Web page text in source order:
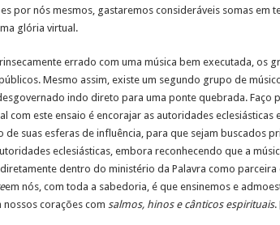
por nós mesmos, gastaremos consideráveis somas em
glória virtual.
errado com uma música bem executada, os
Mesmo assim, existe um segundo grupo de
indo direto para uma ponte quebrada. Faço
com este ensaio é encorajar as autoridades
de suas esferas de influência, para que sejam buscados
eclesiásticas, embora reconhecendo que a
dentro do ministério da Palavra como
em nós, com toda a sabedoria, é que ensinemos e
corações com salmos, hinos e cânticos espirituais.